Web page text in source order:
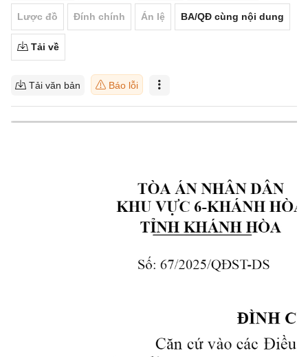
Lược đồ Đính chính Án lệ BA/QĐ cùng nội dung
Tải về
Tải văn bản Báo lỗi